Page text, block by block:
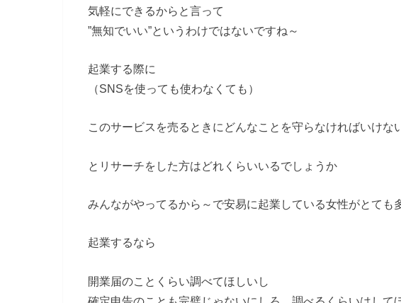
気軽にできるからと言って
”無知でいい”というわけではないですね～
起業する際に
（SNSを使っても使わなくても）
このサービスを売るときにどんなことを守らなければいけな
とリサーチをした方はどれくらいいるでしょうか
みんながやってるから～で安易に起業している女性がとても
起業するなら
開業届のことくらい調べてほしいし